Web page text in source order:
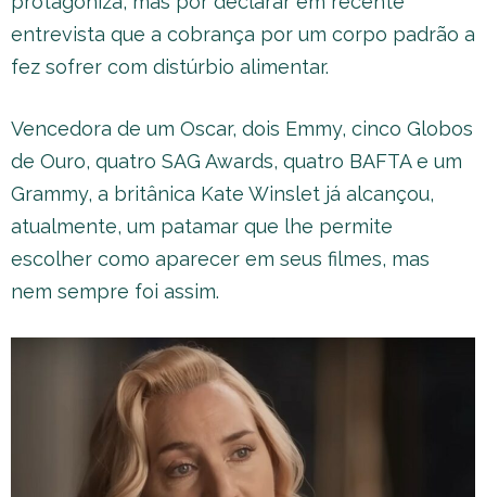
entrevista que a cobrança por um corpo padrão a
fez sofrer com distúrbio alimentar.
Vencedora de um Oscar, dois Emmy, cinco Globos
de Ouro, quatro SAG Awards, quatro BAFTA e um
Grammy, a britânica Kate Winslet já alcançou,
atualmente, um patamar que lhe permite
escolher como aparecer em seus filmes, mas
nem sempre foi assim.